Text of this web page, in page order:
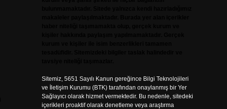
Sitemiz, 5651 Sayılı Kanun gereğince Bilgi Teknolojileri
ve İletişim Kurumu (BTK) tarafından onaylanmış bir Yer
Sağlayıcı olarak hizmet vermektedir. Bu nedenle, sitedeki
içerikleri proaktif olarak denetleme veya araştırma